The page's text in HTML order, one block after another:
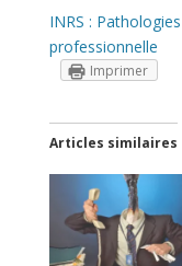
INRS :
professionnelle
Imprimer
Articles similaires